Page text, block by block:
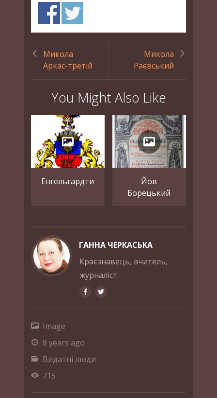
Микола
Аркас-третій
Микола
Раєвський
You Might Also Like
Енгельгардти
Йов
Борецький
ГАННА ЧЕРКАСЬКА
Краєзнавець, вчитель,
журналіст.
Image
8 years ago
Видатні люди
715